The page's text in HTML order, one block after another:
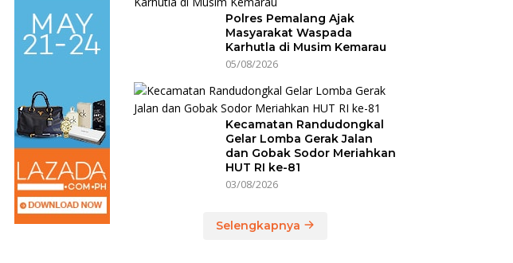
Polres Pemalang Ajak
Masyarakat Waspada
Karhutla di Musim Kemarau
05/08/2026
Kecamatan Randudongkal
Gelar Lomba Gerak Jalan
dan Gobak Sodor Meriahkan
HUT RI ke-81
03/08/2026
Selengkapnya